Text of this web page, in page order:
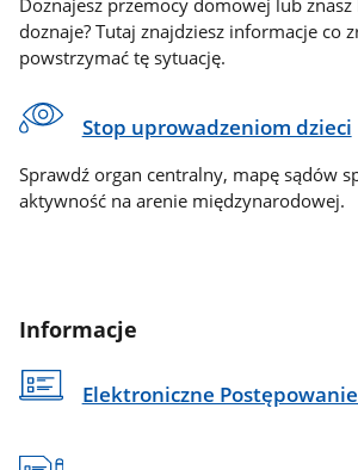
Doznajesz przemocy domowej lub
doznaje? Tutaj znajdziesz informacje co
powstrzymać tę sytuację.
Stop uprowadzeniom dzieci
Sprawdź organ centralny, mapę sądów
aktywność na arenie międzynarodowej.
Informacje
Elektroniczne